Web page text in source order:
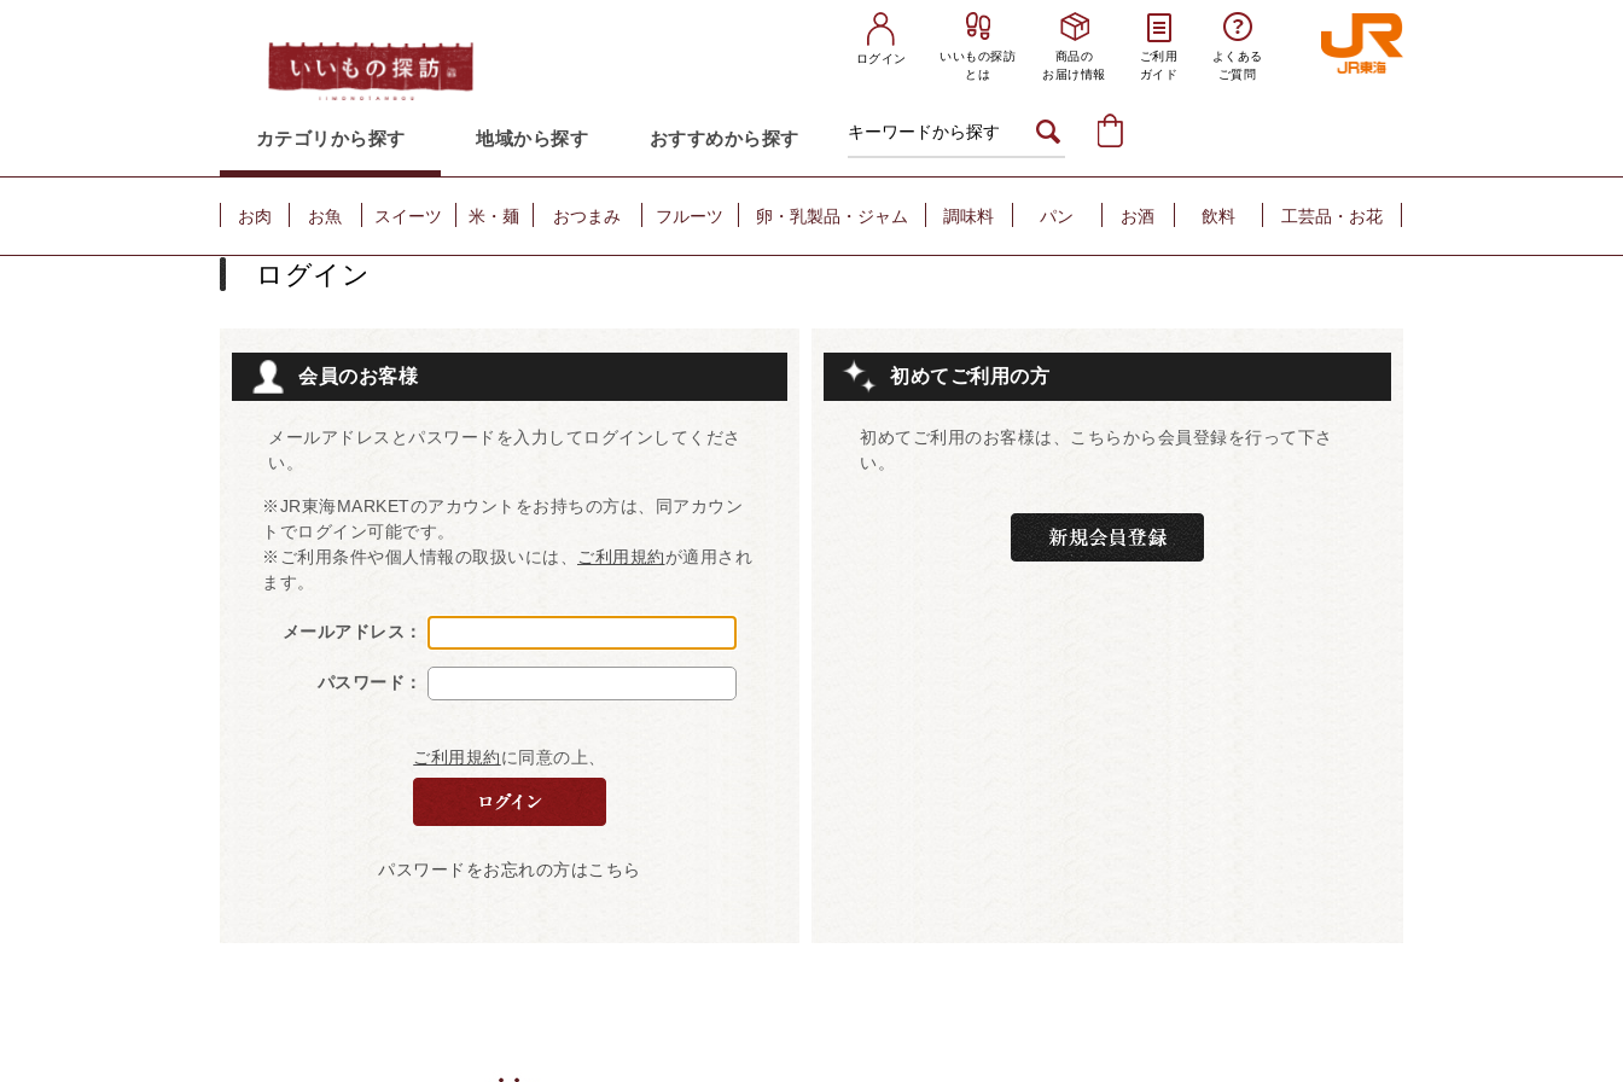
ログイン
いいもの探訪
とは
商品の
お届け情報
ご利用
ガイド
よくある
ご質問
カテゴリから探す 地域から探す おすすめから探す
お肉 お魚 スイーツ 米・麺 おつまみ フルーツ 卵・乳製品・ジャム 調味料 パン お酒 飲料 工芸品・お花
ログイン
会員のお客様
メールアドレスとパスワードを入力してログインしてくださ
い。
※JR東海MARKETのアカウントをお持ちの方は、同アカウン
トでログイン可能です。
※ご利用条件や個人情報の取扱いには、
ご利用規約が適用され
ます。
メールアドレス：
パスワード：
ご利用規約に同意の上、
パスワードをお忘れの方はこちら
初めてご利用の方
初めてご利用のお客様は、こちらから会員登録を行って下さ
い。